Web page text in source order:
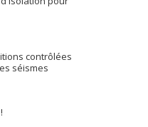
contrôlées
séismes